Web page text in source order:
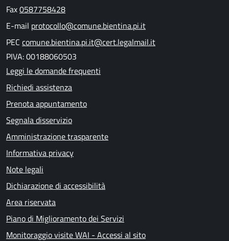
Fax0587758428
E-mail protocollo@comune.bientina.pi.it
PEC comune.bientina.pi.it@cert.legalmail.it
PIVA: 00188060503
Leggi le domande frequenti
Richiedi assistenza
Prenota appuntamento
Segnala disservizio
Amministrazione trasparente
Informativa privacy
Note legali
Dichiarazione di accessibilità
Area riservata
Piano di Miglioramento dei Servizi
Monitoraggio visite WAI - Accessi al sito